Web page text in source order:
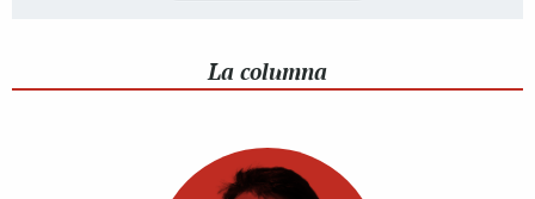
La columna